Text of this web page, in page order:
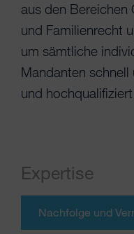
aus den Bereichen
und Familienrecht
um sämtliche
Mandanten schnell
und
Expertise
Nachfolge und